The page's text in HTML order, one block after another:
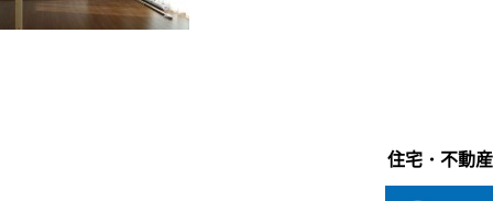
住宅・不動